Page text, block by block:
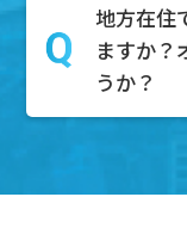
その中で
一緒に考
ご紹介さ
もちろん
やスキル
できる求
フリータ
地方在住
ますか？
うか？